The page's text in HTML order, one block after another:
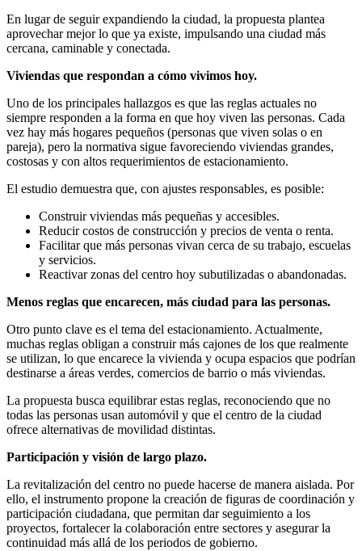
En lugar de seguir expandiendo la ciudad, la propuesta plantea
aprovechar mejor lo que ya existe, impulsando una ciudad más
cercana, caminable y conectada.
Viviendas que respondan a cómo vivimos hoy.
Uno de los principales hallazgos es que las reglas actuales no
siempre responden a la forma en que hoy viven las personas. Cada
vez hay más hogares pequeños (personas que viven solas o en
pareja), pero la normativa sigue favoreciendo viviendas grandes,
costosas y con altos requerimientos de estacionamiento.
El estudio demuestra que, con ajustes responsables, es posible:
Construir viviendas más pequeñas y accesibles.
Reducir costos de construcción y precios de venta o renta.
Facilitar que más personas vivan cerca de su trabajo, escuelas
y servicios.
Reactivar zonas del centro hoy subutilizadas o abandonadas.
Menos reglas que encarecen, más ciudad para las personas.
Otro punto clave es el tema del estacionamiento. Actualmente,
muchas reglas obligan a construir más cajones de los que realmente
se utilizan, lo que encarece la vivienda y ocupa espacios que podrían
destinarse a áreas verdes, comercios de barrio o más viviendas.
La propuesta busca equilibrar estas reglas, reconociendo que no
todas las personas usan automóvil y que el centro de la ciudad
ofrece alternativas de movilidad distintas.
Participación y visión de largo plazo.
La revitalización del centro no puede hacerse de manera aislada. Por
ello, el instrumento propone la creación de figuras de coordinación y
participación ciudadana, que permitan dar seguimiento a los
proyectos, fortalecer la colaboración entre sectores y asegurar la
continuidad más allá de los periodos de gobierno.